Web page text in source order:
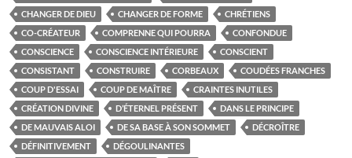
CHANGER DE DIEU
CHANGER DE FORME
CHRÉTIENS
CO-CRÉATEUR
COMPRENNE QUI POURRA
CONFONDUE
CONSCIENCE
CONSCIENCE INTÉRIEURE
CONSCIENT
CONSISTANT
CONSTRUIRE CORBEAUX
COUDÉES FRANCHES
COUP D'ESSAI
COUP DE MAÎTRE
CRAINTES INUTILES
CRÉATION DIVINE
D’ÉTERNEL PRÉSENT
DANS LE PRINCIPE
DE MAUVAIS ALOI
DE SA BASE À SON SOMMET
DÉCROÎTRE
DÉFINITIVEMENT
DÉGOULINANTES